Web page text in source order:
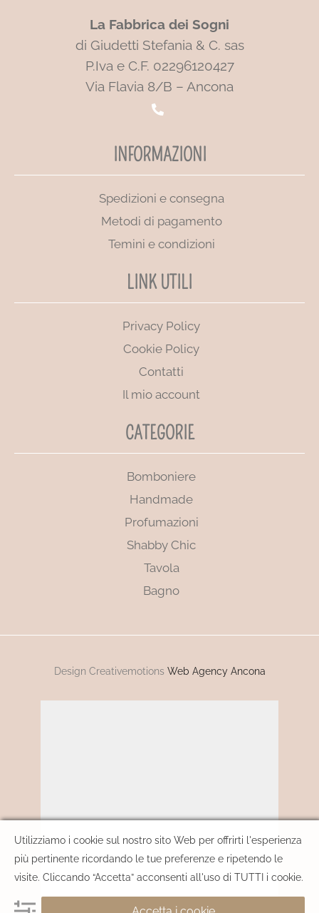
La Fabbrica dei Sogni
di Giudetti Stefania & C. sas
P.Iva e C.F. 02296120427
Via Flavia 8/B – Ancona
INFORMAZIONI
Spedizioni e consegna
Metodi di pagamento
Temini e condizioni
LINK UTILI
Privacy Policy
Cookie Policy
Contatti
Il mio account
CATEGORIE
Bomboniere
Handmade
Profumazioni
Shabby Chic
Tavola
Bagno
Design Creativemotions Web Agency Ancona
Utilizziamo i cookie sul nostro sito Web per offrirti l'esperienza
più pertinente ricordando le tue preferenze e ripetendo le
visite. Cliccando “Accetta” acconsenti all'uso di TUTTI i cookie.